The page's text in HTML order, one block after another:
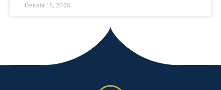
Dekabr 15, 2025